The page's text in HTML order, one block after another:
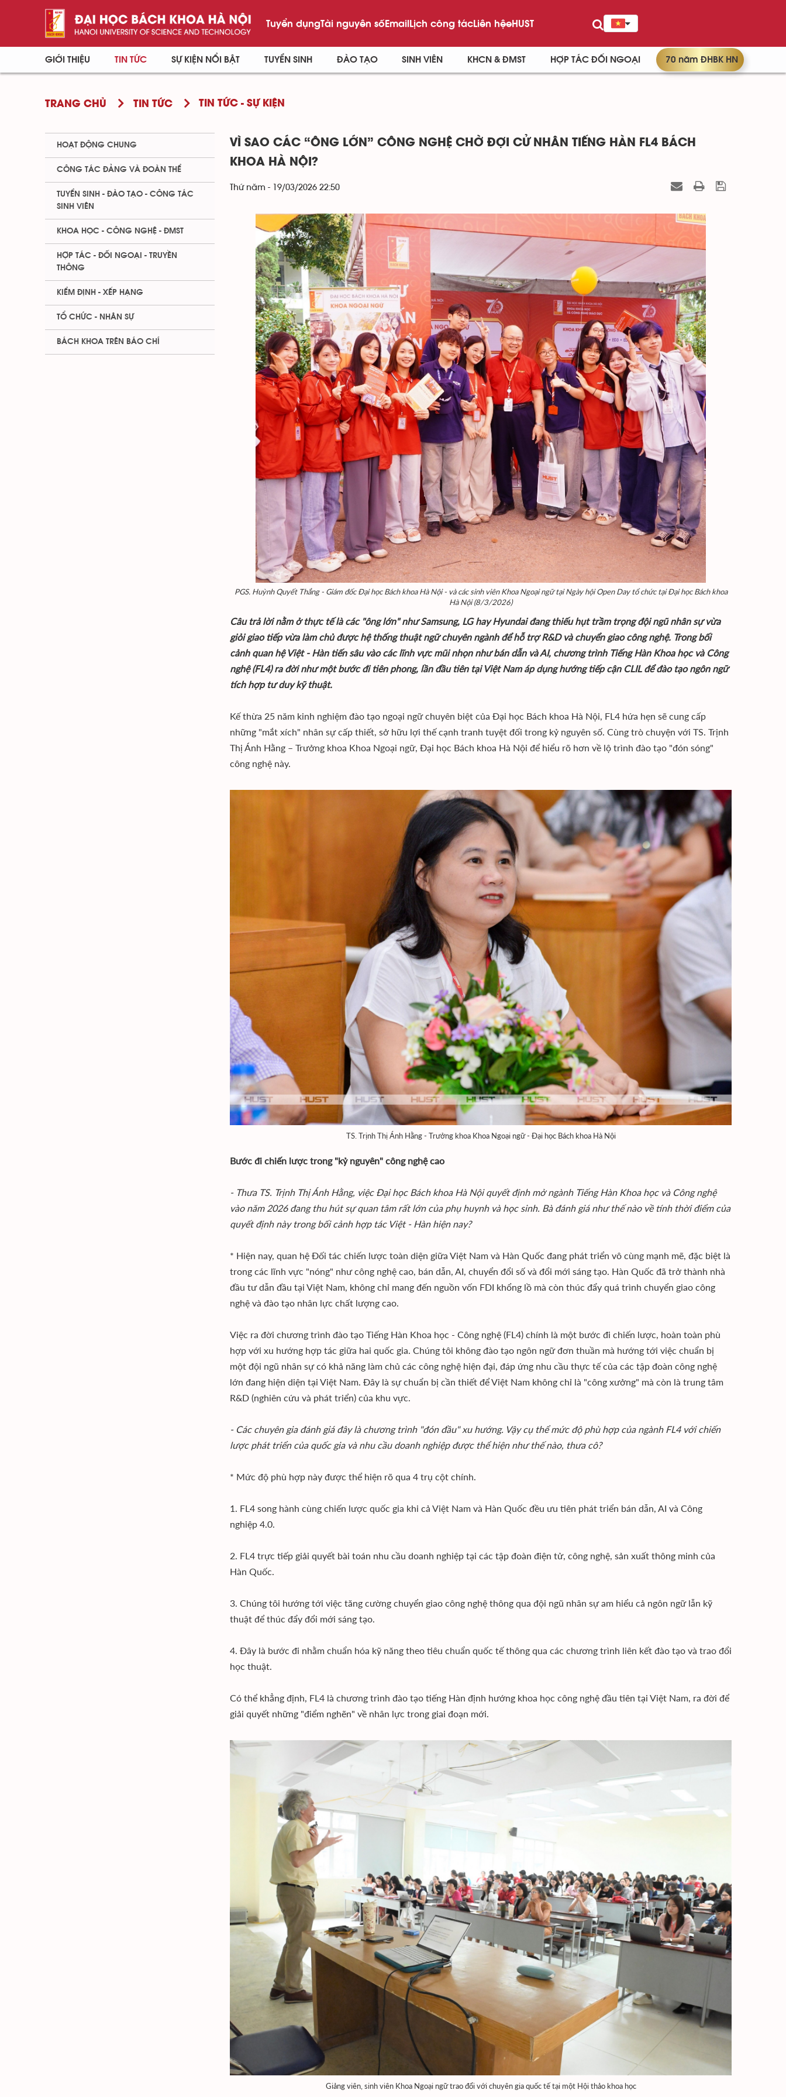
Tuyển dụngTài nguyên sốEmailLịch công tácLiên hệeHUST
GIỚI THIỆU TIN TỨC SỰ KIỆN NỔI BẬT TUYỂN SINH ĐÀO TẠO SINH VIÊN KHCN & ĐMST HỢP TÁC ĐỐI NGOẠI 70 năm ĐHBK HN
TRANG CHỦ TIN TỨC TIN TỨC - SỰ KIỆN
VÌ SAO CÁC “ÔNG LỚN” CÔNG NGHỆ CHỜ ĐỢI CỬ NHÂN TIẾNG HÀN FL4 BÁCH
KHOA HÀ NỘI?
Thứ năm - 19/03/2026 22:50
PGS. Huỳnh Quyết Thắng - Giám đốc Đại học Bách khoa Hà Nội - và các sinh viên Khoa Ngoại ngữ tại Ngày hội Open Day tổ chức tại Đại học Bách khoa
Hà Nội (8/3/2026)
Câu trả lời nằm ở thực tế là các "ông lớn" như Samsung, LG hay Hyundai đang thiếu hụt trầm trọng đội ngũ nhân sự vừa
giỏi giao tiếp vừa làm chủ được hệ thống thuật ngữ chuyên ngành để hỗ trợ R&D và chuyển giao công nghệ. Trong bối
cảnh quan hệ Việt - Hàn tiến sâu vào các lĩnh vực mũi nhọn như bán dẫn và AI, chương trình Tiếng Hàn Khoa học và Công
nghệ (FL4) ra đời như một bước đi tiên phong, lần đầu tiên tại Việt Nam áp dụng hướng tiếp cận CLIL để đào tạo ngôn ngữ
tích hợp tư duy kỹ thuật.
Kế thừa 25 năm kinh nghiệm đào tạo ngoại ngữ chuyên biệt của Đại học Bách khoa Hà Nội, FL4 hứa hẹn sẽ cung cấp
những "mắt xích" nhân sự cấp thiết, sở hữu lợi thế cạnh tranh tuyệt đối trong kỷ nguyên số. Cùng trò chuyện với TS. Trịnh
Thị Ánh Hằng – Trưởng khoa Khoa Ngoại ngữ, Đại học Bách khoa Hà Nội để hiểu rõ hơn về lộ trình đào tạo "đón sóng"
công nghệ này.
TS. Trịnh Thị Ánh Hằng - Trưởng khoa Khoa Ngoại ngữ - Đại học Bách khoa Hà Nội
Bước đi chiến lược trong "kỷ nguyên" công nghệ cao
- Thưa TS. Trịnh Thị Ánh Hằng, việc Đại học Bách khoa Hà Nội quyết định mở ngành Tiếng Hàn Khoa học và Công nghệ
vào năm 2026 đang thu hút sự quan tâm rất lớn của phụ huynh và học sinh. Bà đánh giá như thế nào về tính thời điểm của
quyết định này trong bối cảnh hợp tác Việt - Hàn hiện nay?
* Hiện nay, quan hệ Đối tác chiến lược toàn diện giữa Việt Nam và Hàn Quốc đang phát triển vô cùng mạnh mẽ, đặc biệt là
trong các lĩnh vực "nóng" như công nghệ cao, bán dẫn, AI, chuyển đổi số và đổi mới sáng tạo. Hàn Quốc đã trở thành nhà
đầu tư dẫn đầu tại Việt Nam, không chỉ mang đến nguồn vốn FDI khổng lồ mà còn thúc đẩy quá trình chuyển giao công
nghệ và đào tạo nhân lực chất lượng cao.
Việc ra đời chương trình đào tạo Tiếng Hàn Khoa học - Công nghệ (FL4) chính là một bước đi chiến lược, hoàn toàn phù
hợp với xu hướng hợp tác giữa hai quốc gia. Chúng tôi không đào tạo ngôn ngữ đơn thuần mà hướng tới việc chuẩn bị
một đội ngũ nhân sự có khả năng làm chủ các công nghệ hiện đại, đáp ứng nhu cầu thực tế của các tập đoàn công nghệ
lớn đang hiện diện tại Việt Nam. Đây là sự chuẩn bị cần thiết để Việt Nam không chỉ là "công xưởng" mà còn là trung tâm
R&D (nghiên cứu và phát triển) của khu vực.
- Các chuyên gia đánh giá đây là chương trình "đón đầu" xu hướng. Vậy cụ thể mức độ phù hợp của ngành FL4 với chiến
lược phát triển của quốc gia và nhu cầu doanh nghiệp được thể hiện như thế nào, thưa cô?
* Mức độ phù hợp này được thể hiện rõ qua 4 trụ cột chính.
1. FL4 song hành cùng chiến lược quốc gia khi cả Việt Nam và Hàn Quốc đều ưu tiên phát triển bán dẫn, AI và Công
nghiệp 4.0.
2. FL4 trực tiếp giải quyết bài toán nhu cầu doanh nghiệp tại các tập đoàn điện tử, công nghệ, sản xuất thông minh của
Hàn Quốc.
3. Chúng tôi hướng tới việc tăng cường chuyển giao công nghệ thông qua đội ngũ nhân sự am hiểu cả ngôn ngữ lẫn kỹ
thuật để thúc đẩy đổi mới sáng tạo.
4. Đây là bước đi nhằm chuẩn hóa kỹ năng theo tiêu chuẩn quốc tế thông qua các chương trình liên kết đào tạo và trao đổi
học thuật.
Có thể khẳng định, FL4 là chương trình đào tạo tiếng Hàn định hướng khoa học công nghệ đầu tiên tại Việt Nam, ra đời để
giải quyết những "điểm nghẽn" về nhân lực trong giai đoạn mới.
Giảng viên, sinh viên Khoa Ngoại ngữ trao đổi với chuyên gia quốc tế tại một Hội thảo khoa học
HOẠT ĐỘNG CHUNG
CÔNG TÁC ĐẢNG VÀ ĐOÀN THỂ
TUYỂN SINH - ĐÀO TẠO - CÔNG TÁC
SINH VIÊN
KHOA HỌC - CÔNG NGHỆ - ĐMST
HỢP TÁC - ĐỐI NGOẠI - TRUYỀN
THÔNG
KIỂM ĐỊNH - XẾP HẠNG
TỔ CHỨC - NHÂN SỰ
BÁCH KHOA TRÊN BÁO CHÍ